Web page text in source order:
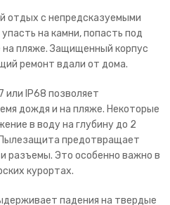
отдых с непредсказуемыми
на камни, попасть под
на пляже. Защищенный корпус
ремонт вдали от дома.
или IP68 позволяет
дождя и на пляже. Некоторые
в воду на глубину до 2
Пылезащита предотвращает
разъемы. Это особенно важно в
курортах.
падения на твердые